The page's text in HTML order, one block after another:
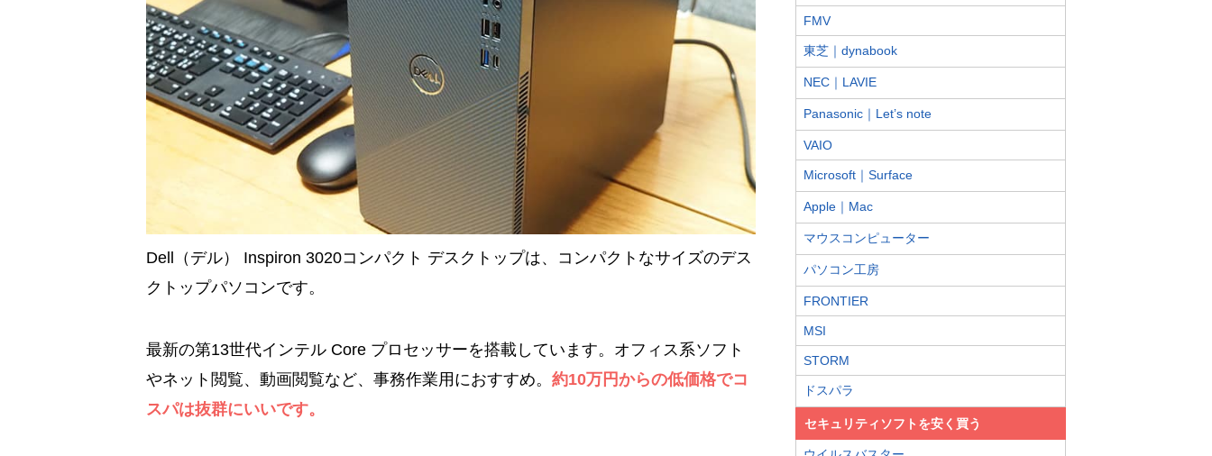
Dell（デル） Inspiron 3020コンパクト デスクトップは、コンパクトなサイズのデス
クトップパソコンです。
最新の第13世代インテル Core プロセッサーを搭載しています。オフィス系ソフト
やネット閲覧、動画閲覧など、事務作業用におすすめ。 約10万円からの低価格でコ
スパは抜群にいいです。
FMV
東芝｜dynabook
NEC｜LAVIE
Panasonic｜Let’s note
VAIO
Microsoft｜Surface
Apple｜Mac
マウスコンピューター
パソコン工房
FRONTIER
MSI
STORM
ドスパラ
セキュリティソフトを安く買う